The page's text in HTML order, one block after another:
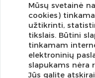
Mūsų svetainė
cookies)
užtikrinti,
tikslais. Būtini
tinkamam
elektroninių
slapukams nėra
Jūs galite